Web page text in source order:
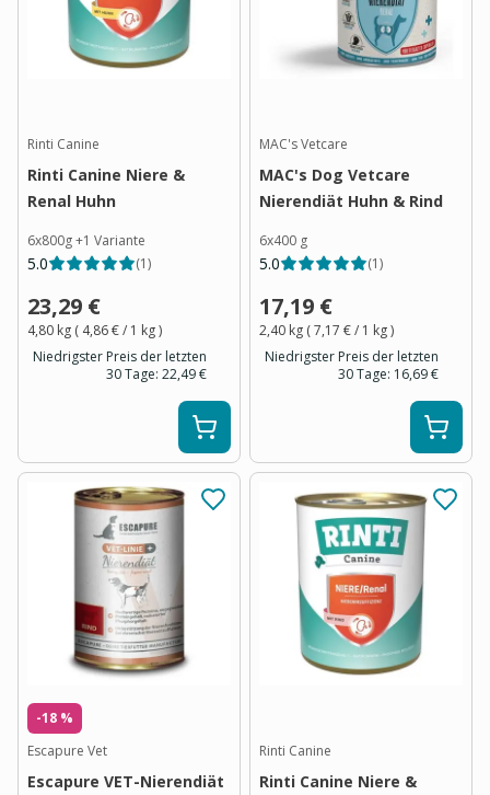
Rinti Canine
Rinti Canine Niere &
Renal Huhn
6x800g+1 Variante
5.0 (1)
23,29 €
4,80 kg ( 4,86 €/ 1 kg)
Niedrigster Preis der letzten
30 Tage: 22,49 €
MAC's Vetcare
MAC's Dog Vetcare
Nierendiät Huhn & Rind
6x400 g
5.0 (1)
17,19 €
2,40 kg (7,17 €/ 1 kg)
Niedrigster Preis der letzten
30 Tage: 16,69 €
-18 %
Escapure Vet
Escapure VET-Nierendiät
Rinti Canine
Rinti Canine Niere &